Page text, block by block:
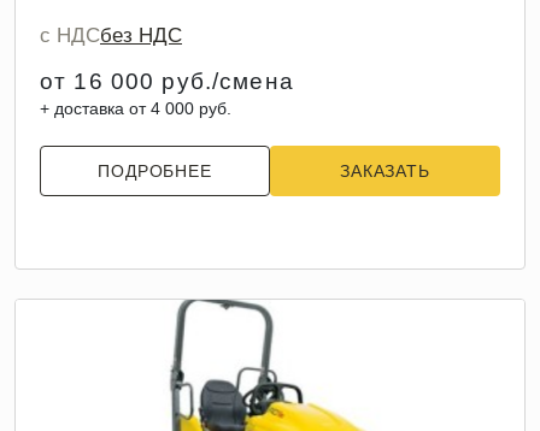
с НДСбез НДС
от 16 000 руб./смена
+ доставка от 4 000 руб.
ПОДРОБНЕЕ ЗАКАЗАТЬ